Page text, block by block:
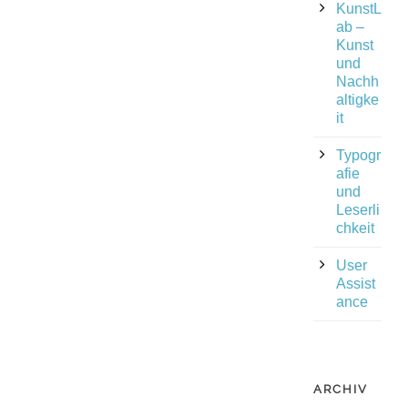
KunstL
ab –
Kunst
und
Nachh
altigke
it
Typogr
afie
und
Leserli
chkeit
User
Assist
ance
ARCHIV